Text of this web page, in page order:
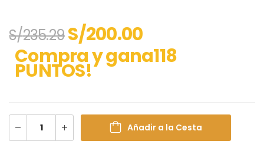
S/235.29S/200.00
Compra y gana118
PUNTOS!
Añadir a la Cesta